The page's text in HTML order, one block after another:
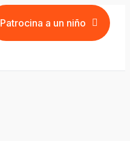
Patrocina a un niño